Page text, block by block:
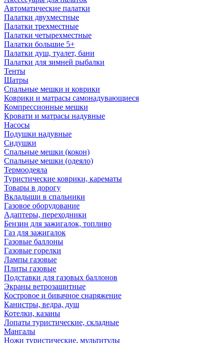
Автоматические палатки
Палатки двухместные
Палатки трехместные
Палатки четырехместные
Палатки большие 5+
Палатки душ, туалет, бани
Палатки для зимней рыбалки
Тенты
Шатры
Спальные мешки и коврики
Коврики и матрасы самонадувающиеся
Компрессионные мешки
Кровати и матрасы надувные
Насосы
Подушки надувные
Сидушки
Спальные мешки (кокон)
Спальные мешки (одеяло)
Термоодеяла
Туристические коврики, карематы
Товары в дорогу
Вкладыши в спальники
Газовое оборудование
Адаптеры, переходники
Бензин для зажигалок, топливо
Газ для зажигалок
Газовые баллоны
Газовые горелки
Лампы газовые
Плиты газовые
Подставки для газовых баллонов
Экраны ветрозащитные
Костровое и бивачное снаряжение
Канистры, ведра, душ
Котелки, казаны
Лопаты туристические, складные
Мангалы
Ножи туристические, мультитулы